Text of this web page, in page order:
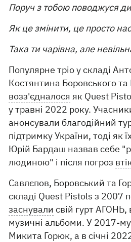
Поруч з тобою поводжуся
Як це змінити, це просто
Така ти чарівна, але
Популярне тріо у складі
Костянтина Боровського
возз'єдналося як Quest
у травні 2022 року.
анонсували благодійний
підтримку України, тоді як
Юрій Бардаш назвав себе
людиною" і після погроз
Савлєпов, Боровський та
складі Quest Pistols з 2007
заснували свій гурт
музичні альбоми. У 2017-
Микита Горюк, а в січні